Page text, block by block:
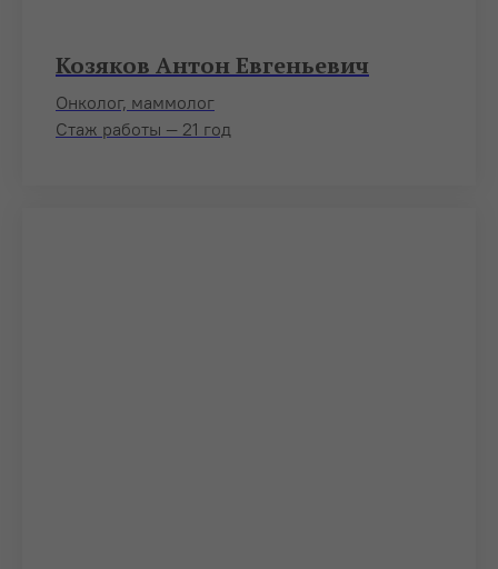
Козяков Антон Евгеньевич
Онколог, маммолог
Стаж работы — 21 год